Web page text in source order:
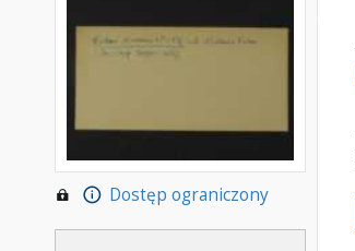
Dostęp ograniczony